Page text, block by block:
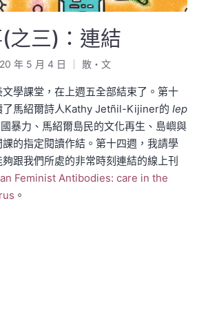
之三)：連結
年 5 月 4 日
Posted
in
散・文
學課堂，在上週五全部結束了。第十
了馬紹爾詩人Kathy Jetñil-Kijiner的 Iep
國暴力、馬紹爾島民的文化再生、島嶼與
的指定閱讀作結。第十四週，我請學
跟我們所處的非常時刻連結的線上刊
Feminist Antibodies: care in the
。